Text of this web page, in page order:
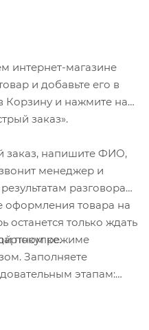
стирания пота
до 6,4-6,8 см. Обхват
интернет-магазине
и добавьте его в
Корзину и нажмите на
заказ».
заказ, напишите ФИО,
менеджер и
разговора
оформления товара на
останется только ждать
покупке.режиме
Заполняете
этапам: